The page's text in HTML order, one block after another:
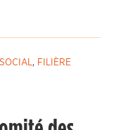
, FILIÈRE